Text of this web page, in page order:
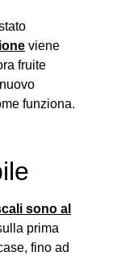
viene
fruite
funziona.
sono al
prima
fino ad